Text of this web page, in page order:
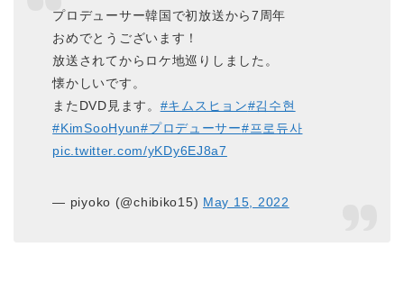
プロデューサー韓国で初放送から7周年
おめでとうございます！
放送されてからロケ地巡りしました。
懐かしいです。
またDVD見ます。 #キムスヒョン#김수현
#KimSooHyun#プロデューサー#프로듀사
pic.twitter.com/yKDy6EJ8a7
— piyoko (@chibiko15) May 15, 2022